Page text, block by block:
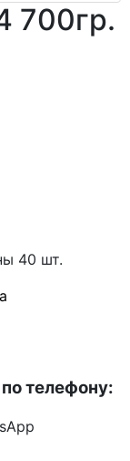
700гр.
40 шт.
телефону: